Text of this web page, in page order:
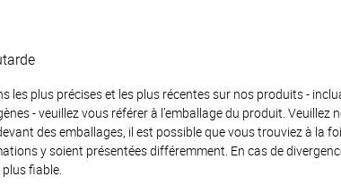
les plus précises et les plus récentes sur nos produits -
- veuillez vous référer à l’emballage du produit. Veuillez
des emballages, il est possible que vous trouviez à la
y soient présentées différemment. En cas de
fiable.